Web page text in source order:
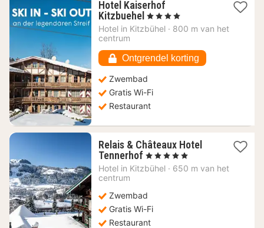
Hotel Kaiserhof
Kitzbuehel 1
nacht
€
, 4 Sterren
Hotel in Kitzbühel · 800 m van het
centrum
Ontgrendel korting
Zwembad
Gratis Wi-Fi
Restaurant
Relais & Châteaux Hotel
Tennerhof 1
nacht
€
, 5 Sterren
Hotel in Kitzbühel · 650 m van het
centrum
Zwembad
Gratis Wi-Fi
Restaurant